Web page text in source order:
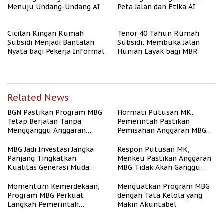
Menuju Undang-Undang AI
Peta Jalan dan Etika AI
Cicilan Ringan Rumah
Subsidi Menjadi Bantalan
Nyata bagi Pekerja Informal
Tenor 40 Tahun Rumah
Subsidi, Membuka Jalan
Hunian Layak bagi MBR
Related News
BGN Pastikan Program MBG
Tetap Berjalan Tanpa
Mengganggu Anggaran
Hormati Putusan MK,
Pemerintah Pastikan
Pemisahan Anggaran MBG
MBG Jadi Investasi Jangka
Panjang Tingkatkan
Kualitas Generasi Muda
Respon Putusan MK,
Menkeu Pastikan Anggaran
MBG Tidak Akan Ganggu
Momentum Kemerdekaan,
Program MBG Perkuat
Langkah Pemerintah
Menguatkan Program MBG
dengan Tata Kelola yang
Makin Akuntabel